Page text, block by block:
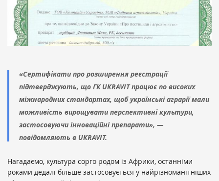
«Сертифікати про розширення реєстрації
підтверджують, що ГК UKRAVIT працює по високих
міжнародних стандартах, щоб українські аграрії мали
можливість вирощувати перспективні культури,
застосовуючи інноваційні препарати», —
повідомляють в UKRAVIT.
Нагадаємо, культура сорго родом із Африки, останніми
роками дедалі більше застосовується у найрізноманітніших